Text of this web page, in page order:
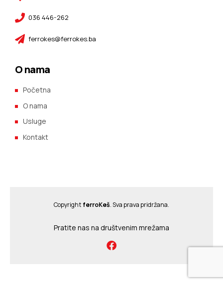
036 446-262
ferrokes@ferrokes.ba
O nama
Početna
O nama
Usluge
Kontakt
Copyright ferroKeš. Sva prava pridržana.
Pratite nas na društvenim mrežama